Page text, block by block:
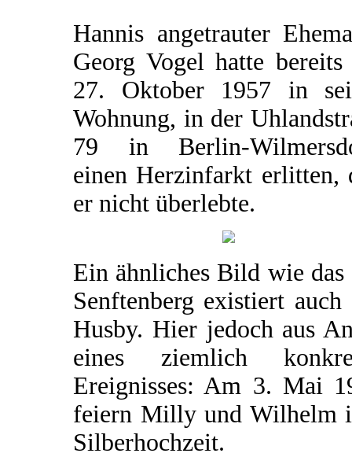
Hannis angetrauter
Georg Vogel hatte bereits
27. Oktober 1957 in
Wohnung, in der
79 in Berlin-
einen Herzinfarkt erlitten,
er nicht überlebte.
Ein ähnliches Bild wie das
Senftenberg existiert auch
Husby. Hier jedoch aus
eines ziemlich
Ereignisses: Am 3. Mai
feiern Milly und Wilhelm
Silberhochzeit.